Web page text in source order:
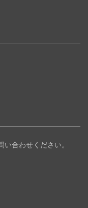
合わせください。